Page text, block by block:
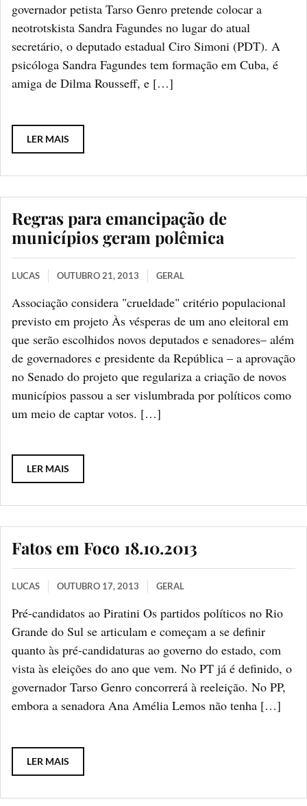
governador petista Tarso Genro pretende colocar a
neotrotskista Sandra Fagundes no lugar do atual
secretário, o deputado estadual Ciro Simoni (PDT). A
psicóloga Sandra Fagundes tem formação em Cuba, é
amiga de Dilma Rousseff, e […]
LER MAIS
Regras para emancipação de
municípios geram polêmica
LUCAS OUTUBRO 21, 2013 GERAL
Associação considera "crueldade" critério populacional
previsto em projeto Às vésperas de um ano eleitoral em
que serão escolhidos novos deputados e senadores– além
de governadores e presidente da República – a aprovação
no Senado do projeto que regulariza a criação de novos
municípios passou a ser vislumbrada por políticos como
um meio de captar votos. […]
LER MAIS
Fatos em Foco 18.10.2013
LUCAS OUTUBRO 17, 2013 GERAL
Pré-candidatos ao Piratini Os partidos políticos no Rio
Grande do Sul se articulam e começam a se definir
quanto às pré-candidaturas ao governo do estado, com
vista às eleições do ano que vem. No PT já é definido, o
governador Tarso Genro concorrerá à reeleição. No PP,
embora a senadora Ana Amélia Lemos não tenha […]
LER MAIS